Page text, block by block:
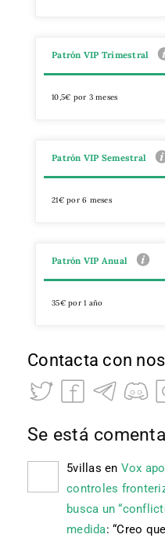
Patrón VIP Trimestral
10,5€ por 3 meses
Patrón VIP Semestral
21€ por 6 meses
Patrón VIP Anual
35€ por 1 año
Contacta con
Se está
5villas en Vox
controles
busca un
medida: “Creo